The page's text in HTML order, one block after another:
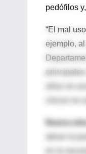
pedófilos
“El mal
ejemplo,
años ve
chicos no
Nueva
abran la